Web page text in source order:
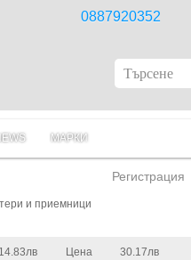
0887920352
МАРКИ
Регистрация
и приемници
14.83лв 30.17лв
Цена